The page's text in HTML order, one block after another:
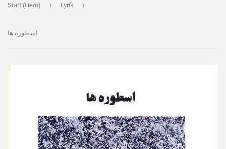
Start (Hem) › Lyrik ›
اسطوره ها